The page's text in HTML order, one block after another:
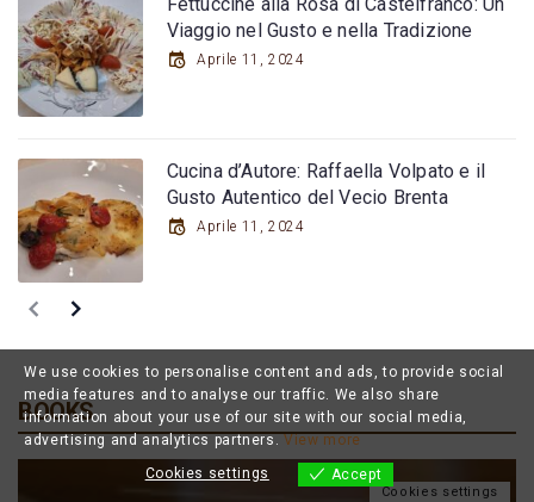
Viaggio nel Gusto e nella Tradizione
Aprile 11, 2024
Cucina d’Autore: Raffaella Volpato e il
Gusto Autentico del Vecio Brenta
Aprile 11, 2024
BOOKS
We use cookies to personalise content and ads, to provide social
media features and to analyse our traffic. We also share
information about your use of our site with our social media,
advertising and analytics partners.View more
Cookies settings
Accept
Cookies settings